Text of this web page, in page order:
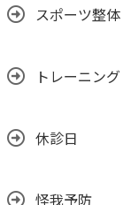
スポーツ整体
トレーニング
休診日
怪我予防